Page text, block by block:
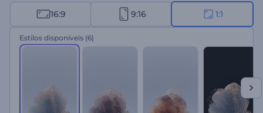
16:9 9:16 1:1
Estilos disponíveis (6)